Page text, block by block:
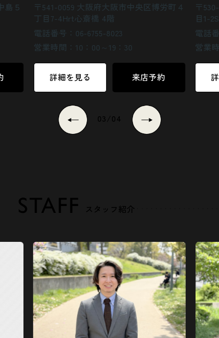
島５
〒541-0059 大阪府大阪市中央区博労町４
丁目7-4Hrt心斎橋 4階
電話番号：06-6755-8023
営業時間：10：00～19：30
詳細を見る 来店予約
〒
目1-
電話
営業
03 /04
スタッフ紹介